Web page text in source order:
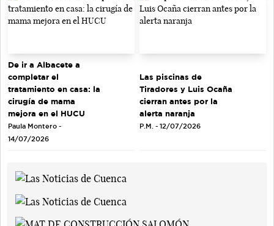
De ir a Albacete a
completar el
tratamiento en casa: la
cirugía de mama
mejora en el HUCU
Paula Montero -
14/07/2026
Las piscinas de
Tiradores y Luis Ocaña
cierran antes por la
alerta naranja
P.M. - 12/07/2026